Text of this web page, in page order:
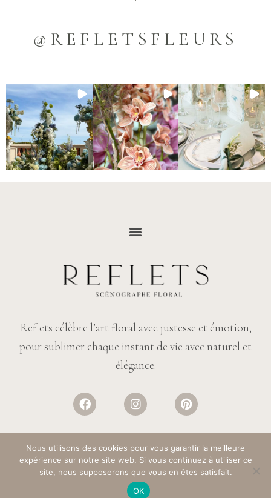
@REFLETSFLEURS
Reflets célèbre l’art floral avec justesse et émotion,
pour sublimer chaque instant de vie avec naturel et
élégance.
© REFLETS FLEURS– TOUS DROITS RÉSERVÉS. DESIGN :SALT & PAPER
Nous utilisons des cookies pour vous garantir la meilleure
expérience sur notre site web. Si vous continuez à utiliser ce
site, nous supposerons que vous en êtes satisfait.
OK